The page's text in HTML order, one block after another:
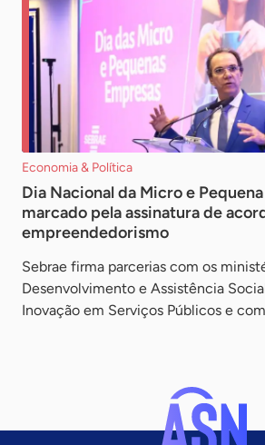
Economia & Política
Dia Nacional da Micro e
marcado pela assinatura de
empreendedorismo
Sebrae firma parcerias com os
Desenvolvimento e Assistência
Inovação em Serviços Públicos e